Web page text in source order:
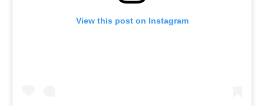
View this post on Instagram